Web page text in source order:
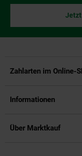
Jetzt
Zahlarten im Online-
Informationen
Über Marktkauf